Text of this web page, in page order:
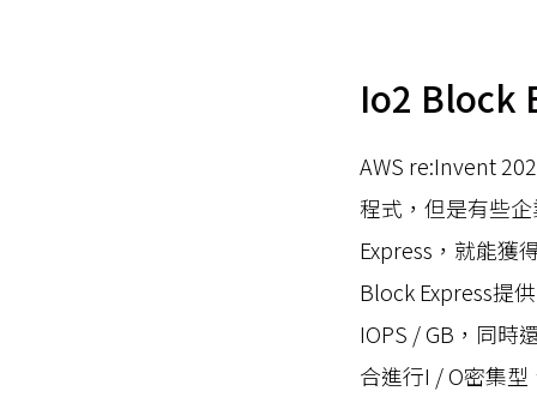
Io2 Block
AWS re:Invent
程式，但是有些
Express，就能獲
Block Express提
IOPS / GB，同時
合進行I / O密集